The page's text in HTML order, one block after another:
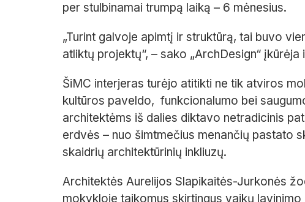
per stulbinamai trumpą laiką – 6 mėnesius.
„Turint galvoje apimtį ir struktūrą, tai buvo
atliktų projektų“, – sako „ArchDesign“
ŠiMC interjeras turėjo atitikti ne tik atviros
kultūros paveldo, funkcionalumo bei
architektėms iš dalies diktavo netradicinis
erdvės – nuo šimtmečius menančių pastato
skaidrių architektūrinių inkliuzų.
Architektės Aurelijos Slapikaitės-Jurkonės
mokykloje taikomus skirtingus vaikų